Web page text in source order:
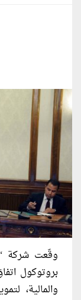
وقّعت شركة
بروتوكول
والمالية،